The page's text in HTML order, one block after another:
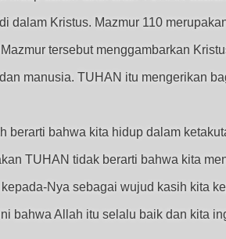
dalam Kristus. Mazmur 110
tersebut menggambarkan
manusia. TUHAN itu mengerikan
berarti bahwa kita hidup dalam
TUHAN tidak berarti bahwa kita
Nya sebagai wujud kasih kita
bahwa Allah itu selalu baik dan kita